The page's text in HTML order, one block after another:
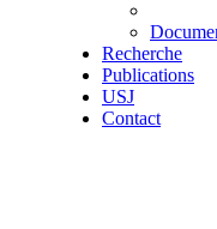
Recherche
Publications
USJ
Contact